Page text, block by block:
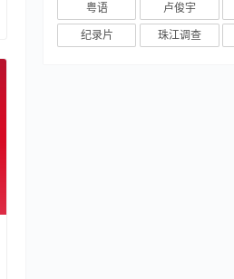
粤语
卢俊宇
纪录片
珠江调查